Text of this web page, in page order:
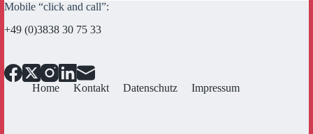
Mobile “click and call”:
+49 (0)3838 30 75 33
Home Kontakt Datenschutz Impressum